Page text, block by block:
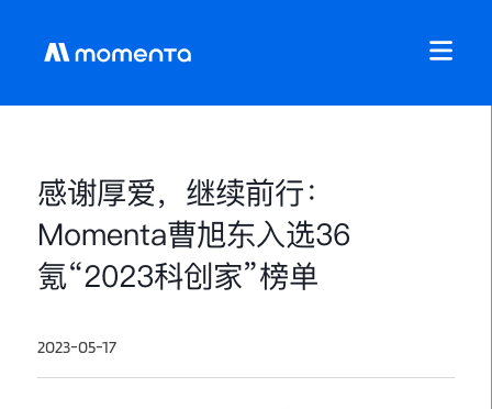
感谢厚爱，继续前行：
Momenta曹旭东入选36
氪“2023科创家”榜单
2023-05-17